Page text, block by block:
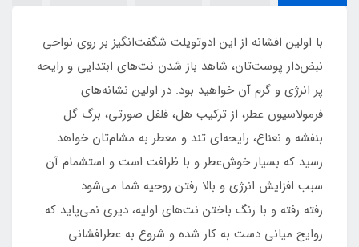
با اولین افشانه از این ادوتویلت شگفت‌انگیز بر روی نواحی
نبض‌دار پوست‌تان، شاهد باز شدن نت‌های ابتدایی و رایحه
پر انرژی و گرم آن خواهید بود. در اولین نشانه‌های
فرمولاسیون عطر، از ترکیب هل، فلفل صورتی، برگ گل
بنفشه و نعناع، رایحه‌ای تند و معطر به مشام‌تان خواهد
رسید که بسیار خوش‌عطر و با ظرافت است و استشمام آن
سبب افزایش انرژی و بالا رفتن روحیه شما می‌شود.
رفته رفته و با رنگ باختن نت‌های اولیه، دیری نمی‌پاید که
روایح میانی دست به کار شده و شروع به عطرافشانی